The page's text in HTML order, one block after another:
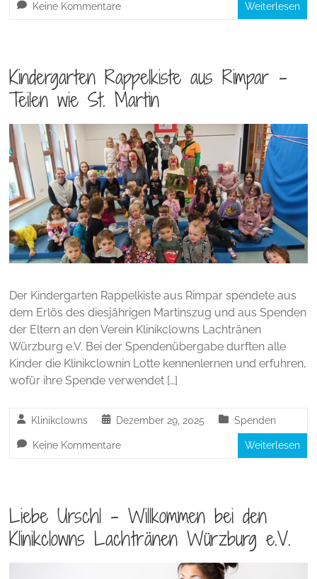
Keine Kommentare Weiterlesen
Kindergarten Rappelkiste aus Rimpar –
Teilen wie St. Martin
Der Kindergarten Rappelkiste aus Rimpar spendete aus
dem Erlös des diesjährigen Martinszug und aus Spenden
der Eltern an den Verein Klinikclowns Lachtränen
Würzburg e.V. Bei der Spendenübergabe durften alle
Kinder die Klinikclownin Lotte kennenlernen und erfuhren,
wofür ihre Spende verwendet […]
Klinikclowns Dezember 29, 2025 Spenden
Keine Kommentare Weiterlesen
Liebe Urschl – Willkommen bei den
Klinikclowns Lachtränen Würzburg e.V.